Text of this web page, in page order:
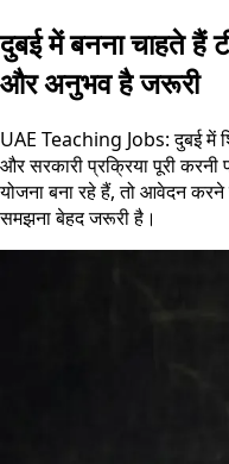
दुबई में बनना चाहते हैं
और अनुभव है जरूरी
UAE Teaching Jobs: दुबई में
और सरकारी प्रक्रिया पूरी
योजना बना रहे हैं, तो आवेदन करने
समझना बेहद जरूरी है।